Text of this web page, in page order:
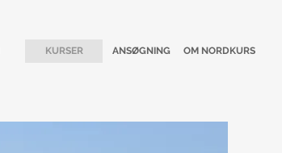
KURSER ANSØGNING OM NORDKURS